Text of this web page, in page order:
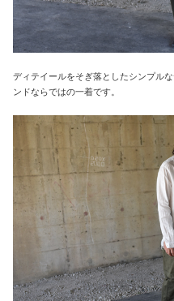
ディテイールをそぎ落としたシンプル
ンドならではの一着です。